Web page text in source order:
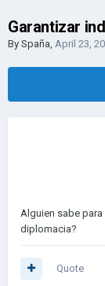
Garantizar
By Spaña, April 23,
Alguien sabe
diplomacia?
Quote